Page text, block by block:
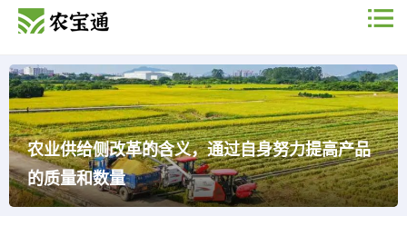
农业供给侧改革的含义，通过自身努力提高产品
的质量和数量